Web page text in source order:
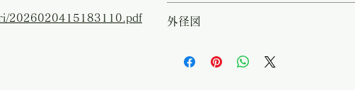
2026020415183110.pdf
11.5V - 17.0V ・出力電圧：
り替え (出荷時 13.4V) ・出力電流（
ァン ・待機電流：無負荷時 150mA
端子）と連動して動作 ・入力低電圧
クラスB相当の低ノイズ
外径図
415183110.pdf